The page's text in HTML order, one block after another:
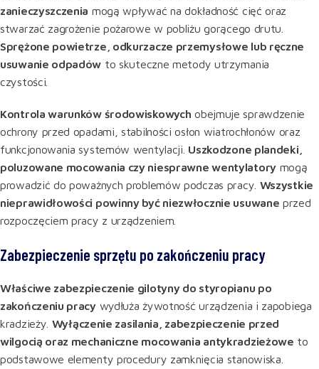
zanieczyszczenia mogą wpływać na dokładność cięć oraz
stwarzać zagrożenie pożarowe w pobliżu gorącego drutu.
Sprężone powietrze, odkurzacze przemysłowe lub ręczne
usuwanie odpadów to skuteczne metody utrzymania
czystości.
Kontrola warunków środowiskowych obejmuje sprawdzenie
ochrony przed opadami, stabilności osłon wiatrochłonów oraz
funkcjonowania systemów wentylacji. Uszkodzone plandeki,
poluzowane mocowania czy niesprawne wentylatorymogą
prowadzić do poważnych problemów podczas pracy. Wszystkie
nieprawidłowości powinny być niezwłocznie usuwane przed
rozpoczęciem pracy z urządzeniem
Zabezpieczenie sprzętu po zakończeniu pracy
Właściwe zabezpieczenie gilotyny do styropianu po
zakończeniu pracywydłuża żywotność urządzenia i zapobiega
kradzieży. Wyłączenie zasilania, zabezpieczenie przed
wilgocią oraz mechaniczne mocowania antykradzieżowe to
podstawowe elementy procedury zamknięcia stanowiska.